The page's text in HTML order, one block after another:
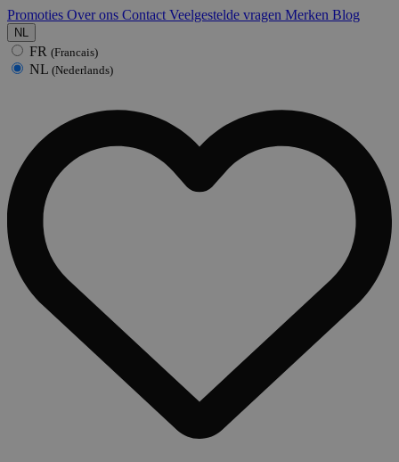
Promoties Over ons Contact Veelgestelde vragen Merken Blog
NL
FR (Francais)
NL (Nederlands)